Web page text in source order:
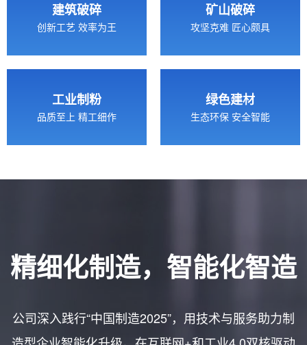
建筑破碎
创新工艺 效率为王
矿山破碎
攻坚克难 匠心颇具
工业制粉
品质至上 精工细作
绿色建材
生态环保 安全智能
精细化制造，智能化智造
公司深入践行“中国制造2025”，用技术与服务助力制